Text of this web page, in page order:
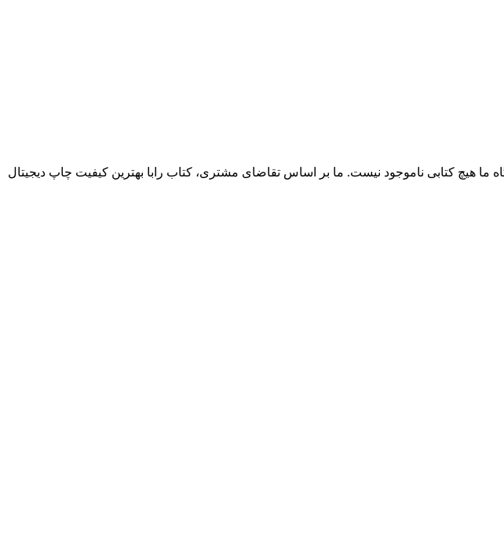
هیچ کتابی ناموجود نیست. ما بر اساس تقاضای مشتری، کتاب رابا بهترین کیفیت چاپ دیجیتال